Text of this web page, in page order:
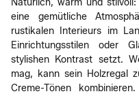
Natürlich, warm und
eine gemütliche
rustikalen Interieurs im
Einrichtungsstilen oder
stylishen Kontrast setzt.
mag, kann sein Holzregal
Creme-Tönen